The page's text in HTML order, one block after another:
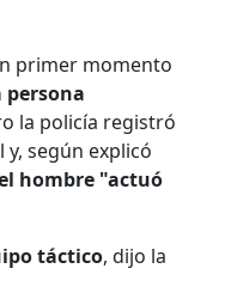
primer momento
persona
la policía registró
según explicó
hombre "actuó
táctico, dijo la